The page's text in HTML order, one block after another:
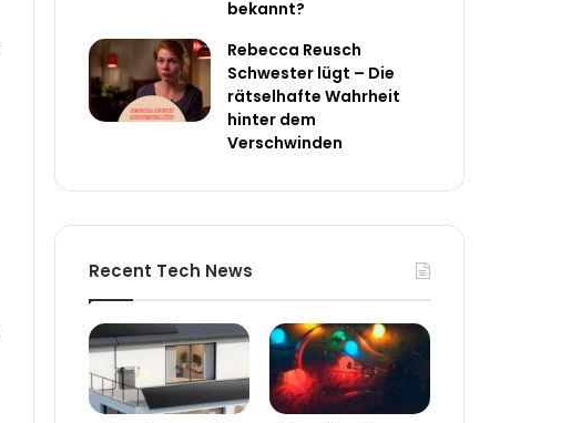
bekannt?
Rebecca Reusch
Schwester lügt – Die
rätselhafte Wahrheit
hinter dem
Verschwinden
Recent Tech News